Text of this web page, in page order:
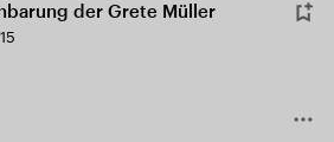
der Grete Müller